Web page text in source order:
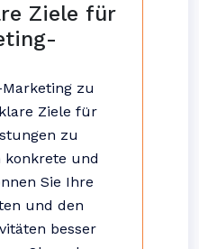
Ziele für
zu
Ziele für
zu
konkrete und
Sie Ihre
und den
besser